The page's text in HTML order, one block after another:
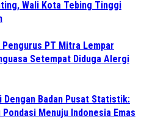
Wali Kota Tebing Tinggi
PT Mitra Lempar
Setempat Diduga Alergi
Dengan Badan Pusat Statistik:
Menuju Indonesia Emas